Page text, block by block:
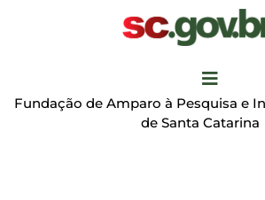
Fundação de Amparo à Pesquisa e
de Santa Catarina